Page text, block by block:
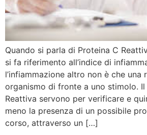
Quando si parla di Proteina C
si fa riferimento all’indice di
l’infiammazione altro non è che una
organismo di fronte a uno stimolo.
Reattiva servono per verificare e
meno la presenza di un possibile
corso, attraverso un […]